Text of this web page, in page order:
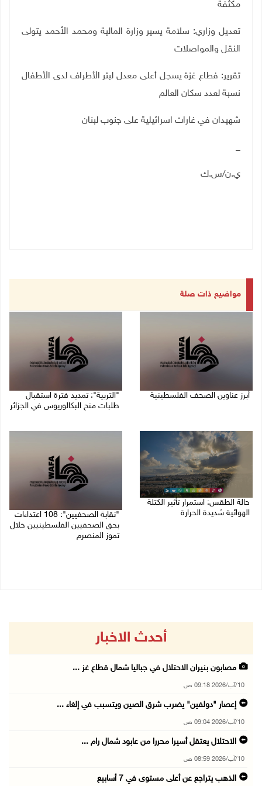
مكثفة
تعديل وزاري: سلامة يسير وزارة المالية ومحمد الأحمد يتولى
النقل والمواصلات
تقرير: فطاع غزة يسجل أعلى معدل لبتر الأطراف لدى الأطفال
نسبة لعدد سكان العالم
شهيدان في غارات اسرائيلية على جنوب لبنان
ي.ن/س.ك
مواضيع ذات صلة
أبرز عناوين الصحف الفلسطينية
"التربية": تمديد فترة استقبال
طلبات منح البكالوريوس في الجزائر
حالة الطقس: استمرار تأثير الكتلة
الهوائية شديدة الحرارة
"نقابة الصحفيين": 108 اعتداءات
بحق الصحفيين الفلسطينيين خلال
تموز المنصرم
أحدث الاخبار
مصابون بنيران الاحتلال في جباليا شمال قطاع غز ...
10/آب/2026 09:18 ص
إعصار "دولفين" يضرب شرق الصين ويتسبب في إلغاء ...
10/آب/2026 09:04 ص
الاحتلال يعتقل أسيرا محررا من عابود شمال رام ...
10/آب/2026 08:59 ص
الذهب يتراجع عن أعلى مستوى في 7 أسابيع